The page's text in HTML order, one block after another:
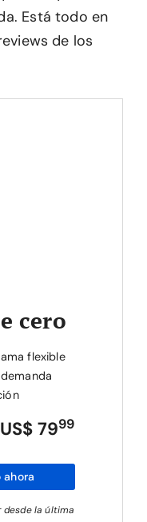
Está todo en
de los
cero
flexible
US$ 7999
ahora
desde la última